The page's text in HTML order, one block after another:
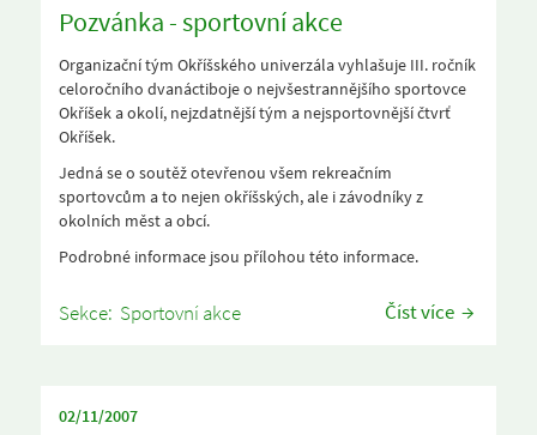
Pozvánka - sportovní akce
Organizační tým Okříšského univerzála vyhlašuje III. ročník
celoročního dvanáctiboje o nejvšestrannějšího sportovce
Okříšek a okolí, nejzdatnější tým a nejsportovnější čtvrť
Okříšek.
Jedná se o soutěž otevřenou všem rekreačním
sportovcům a to nejen okříšských, ale i závodníky z
okolních měst a obcí.
Podrobné informace jsou přílohou této informace.
Sekce: Sportovní akce Číst více
02/11/2007